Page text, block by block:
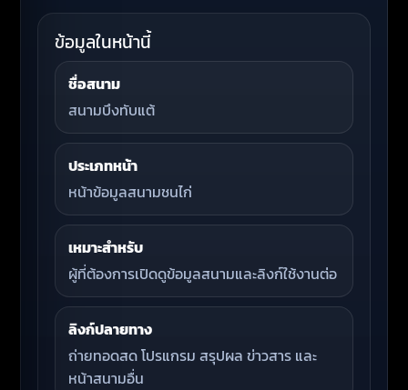
ข้อมูลในหน้านี้
ชื่อสนาม
สนามบึงทับแต้
ประเภทหน้า
หน้าข้อมูลสนามชนไก่
เหมาะสำหรับ
ผู้ที่ต้องการเปิดดูข้อมูลสนามและลิงก์ใช้งานต่อ
ลิงก์ปลายทาง
ถ่ายทอดสด โปรแกรม สรุปผล ข่าวสาร และ
หน้าสนามอื่น